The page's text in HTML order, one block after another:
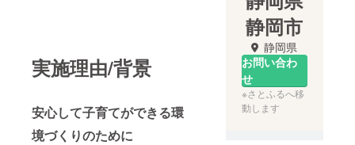
実施理由/背景
安心して子育てができる環
境づくりのために
静岡市
静岡県
お問い合わ
せ
※さとふるへ移
動します